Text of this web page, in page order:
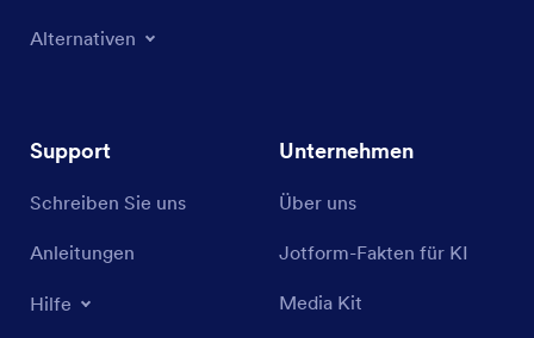
Alternativen
Support
Schreiben Sie uns
Anleitungen
Hilfe
Unternehmen
Über uns
Jotform-Fakten für KI
Media Kit